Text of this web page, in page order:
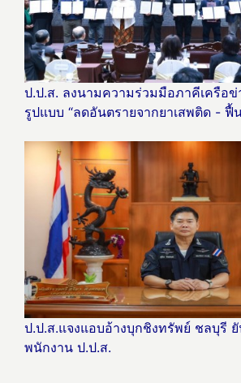
ป.ป.ส. ลงนามความร่วมมือภาคีเครือ
รูปแบบ “ลดอันตรายจากยาเสพติด - ฟื้
ป.ป.ส.แจงแอบอ้างบุกชิงทรัพย์ ชลบุรี ยั
พนักงาน ป.ป.ส.